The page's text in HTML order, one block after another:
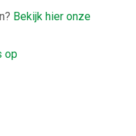
Bekijk hier onze
op